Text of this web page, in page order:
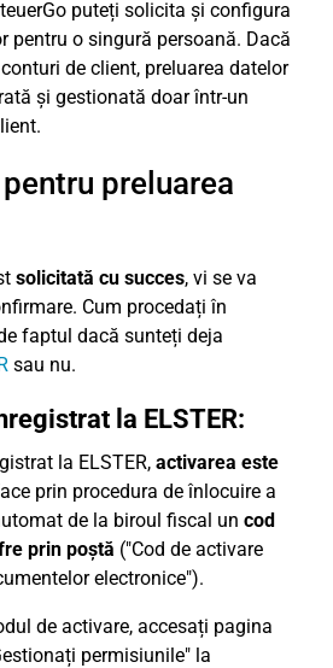
puteți solicita și configura
pentru o singură persoană. Dacă
de client, preluarea datelor
și gestionată doar într-un
preluarea
solicitată cu succes, vi se va
Cum procedați în
faptul dacă sunteți deja
sau nu.
la ELSTER:
la ELSTER, activarea este
prin procedura de înlocuire a
de la biroul fiscal un cod
prin poștă ("Cod de activare
electronice").
de activare, accesați pagina
permisiunile" la